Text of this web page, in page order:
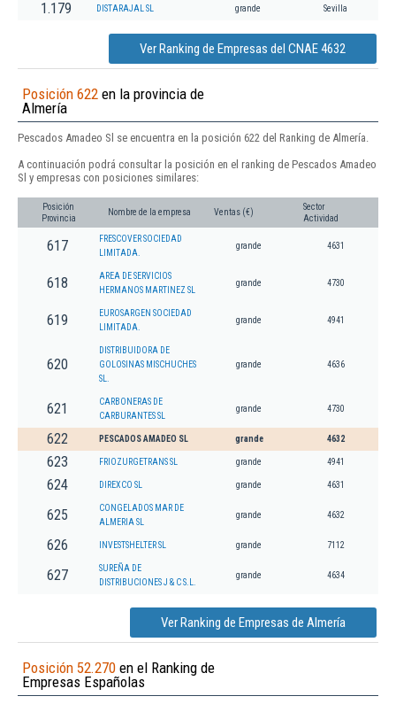
1.179 DISTARAJAL SL grande Sevilla
Ver Ranking de Empresas del CNAE 4632
Posición 622 en la provincia de
Almería
Pescados Amadeo Sl se encuentra en la posición 622 del Ranking de Almería.
A continuación podrá consultar la posición en el ranking de Pescados Amadeo
Sl y empresas con posiciones similares:
Posición
Provincia
Nombre de la empresa Ventas (€)
Sector
Actividad
617
FRESCOVER SOCIEDAD
LIMITADA.
grande 4631
618
AREA DE SERVICIOS
HERMANOS MARTINEZ SL
grande 4730
619
EUROSARGEN SOCIEDAD
LIMITADA.
grande 4941
620
DISTRIBUIDORA DE
GOLOSINAS MISCHUCHES
SL.
grande 4636
621
CARBONERAS DE
CARBURANTES SL
grande 4730
622 PESCADOS AMADEO SL grande 4632
623 FRIOZURGETRANS SL grande 4941
624 DIREXCO SL grande 4631
625
CONGELADOS MAR DE
ALMERIA SL
grande 4632
626 INVESTSHELTER SL grande 7112
627
SUREÑA DE
DISTRIBUCIONES J & C S.L.
grande 4634
Ver Ranking de Empresas de Almería
Posición 52.270 en el Ranking de
Empresas Españolas